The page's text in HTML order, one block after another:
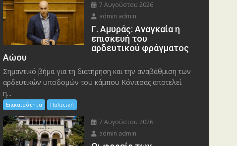
7 Αυγούστου 2026
admin admin
Γ. Αμυράς: Αναγκαία η
επισκευή του
αρδευτικού φράγματος
Αώου
Σημαντικό βήμα για τη διατήρηση και την αναβάθμιση των
αρδευτικών υποδομών του κάμπου Κόνιτσας αποτελεί
η...
Επικαιρότητα Πολιτική
7 Αυγούστου 2026
admin admin